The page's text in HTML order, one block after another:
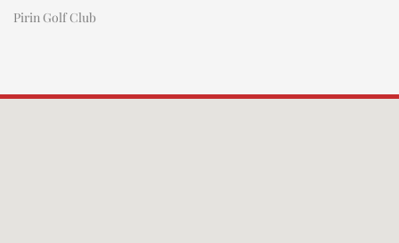
Pirin Golf Club